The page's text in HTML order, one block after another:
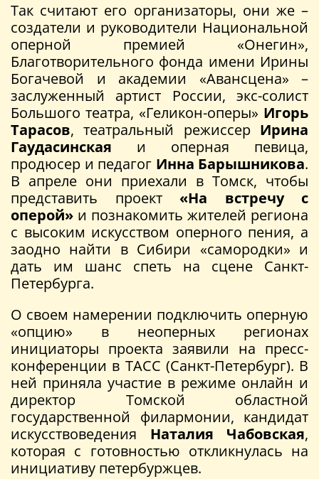
Так считают его организаторы, они же –
создатели и руководители Национальной
оперной премией «Онегин»,
Благотворительного фонда имени Ирины
Богачевой и академии «Авансцена» –
заслуженный артист России, экс-солист
Большого театра, «Геликон-оперы» Игорь
Тарасов, театральный режиссер Ирина
Гаудасинская и оперная певица,
продюсер и педагог Инна Барышникова.
В апреле они приехали в Томск, чтобы
представить проект «На встречу с
оперой» и познакомить жителей региона
с высоким искусством оперного пения, а
заодно найти в Сибири «самородки» и
дать им шанс спеть на сцене Санкт-
Петербурга.
О своем намерении подключить оперную
«опцию» в неоперных регионах
инициаторы проекта заявили на пресс-
конференции в ТАСС (Санкт-Петербург). В
ней приняла участие в режиме онлайн и
директор Томской областной
государственной филармонии, кандидат
искусствоведения Наталия Чабовская,
которая с готовностью откликнулась на
инициативу петербуржцев.